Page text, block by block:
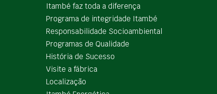
Itambé faz toda a diferença
Programa de integridade Itambé
Responsabilidade Socioambiental
Programas de Qualidade
História de Sucesso
Visite a fábrica
Localização